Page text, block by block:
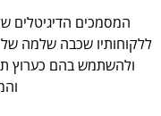
ללקוחותיו שכבה שלמה
ולהשתמש בהם כערוץ